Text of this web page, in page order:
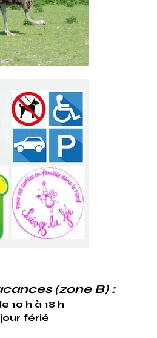
(zone B) :
10 h à 18 h
férié